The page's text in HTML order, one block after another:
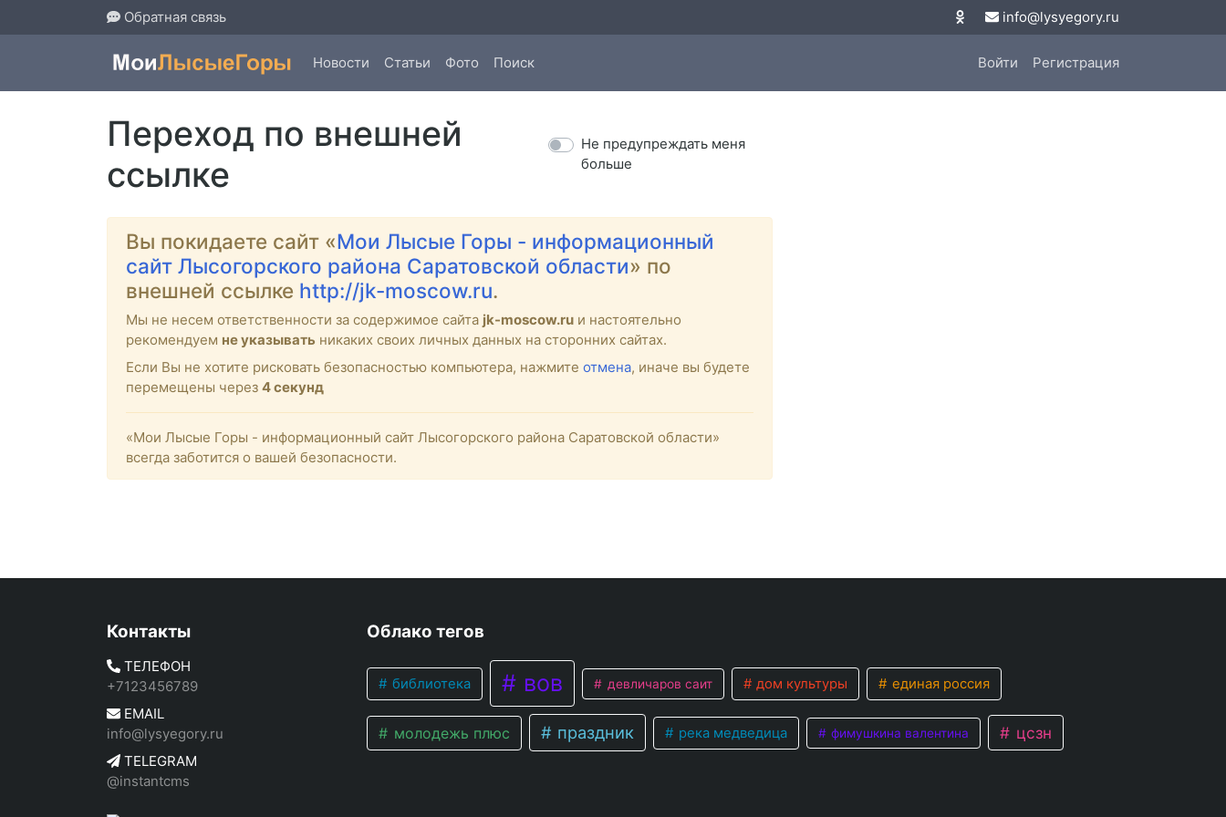
Обратная связь info@lysyegory.ru
Новости Статьи Фото Поиск Войти Регистрация
Переход по внешней
ссылке
Не предупреждать меня
больше
Вы покидаете сайт «Мои Лысые Горы - информационный
сайт Лысогорского района Саратовской области» по
внешней ссылке http://jk-moscow.ru.
Мы не несем ответственности за содержимое сайта jk-moscow.ru и настоятельно
рекомендуем не указывать никаких своих личных данных на сторонних сайтах.
Если Вы не хотите рисковать безопасностью компьютера, нажмите отмена, иначе вы будете
перемещены через 4секунд
«Мои Лысые Горы - информационный сайт Лысогорского района Саратовской области»
всегда заботится о вашей безопасности.
Контакты
ТЕЛЕФОН
+7123456789
EMAIL
info@lysyegory.ru
TELEGRAM
@instantcms
Облако тегов
библиотека вов девличаров саит дом культуры единая россия
молодежь плюс праздник река медведица фимушкина валентина цсзн